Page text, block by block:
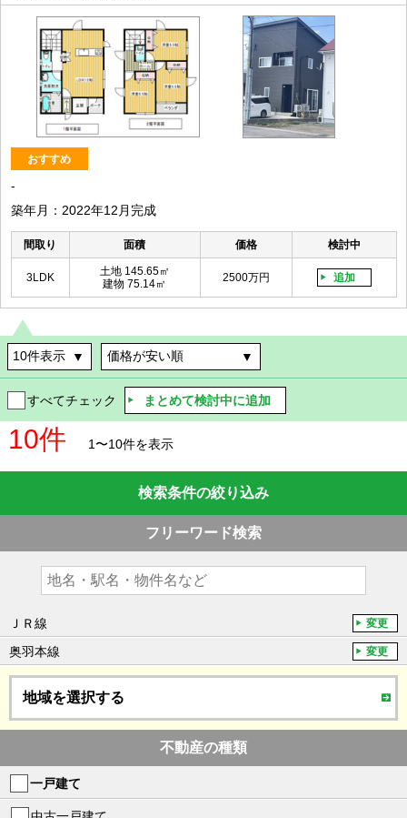
おすすめ
-
築年月：2022年12月完成
間取り 面積 価格 検討中
3LDK
土地 145.65㎡
建物 75.14㎡
2500万円 追加
すべてチェック まとめて検討中に追加
10件 1〜10件を表示
検索条件の絞り込み
フリーワード検索
ＪＲ線 変更
奥羽本線 変更
地域を選択する
不動産の種類
一戸建て